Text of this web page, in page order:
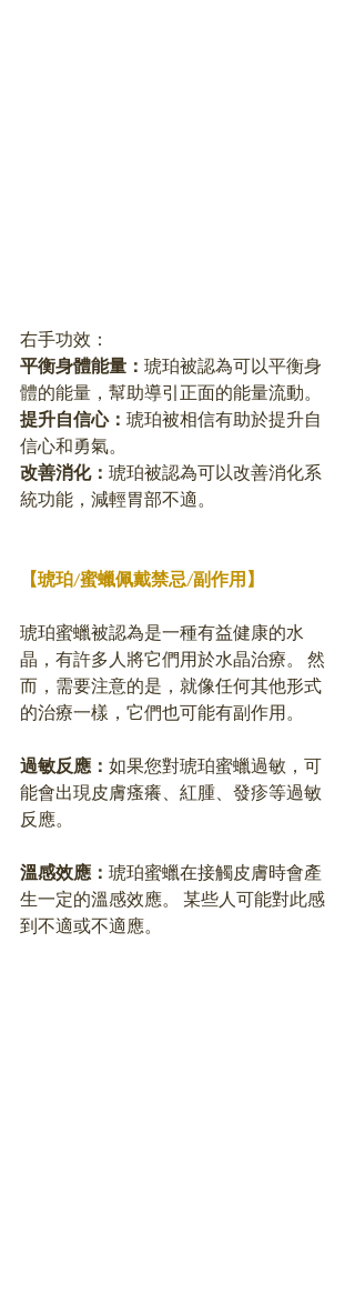
右手功效：
平衡身體能量： 琥珀被認為可以平衡身
體的能量，幫助導引正面的能量流動。
提升自信心： 琥珀被相信有助於提升自
信心和勇氣。
改善消化： 琥珀被認為可以改善消化系
統功能，減輕胃部不適。
【琥珀/蜜蠟佩戴禁忌/副作用】
琥珀蜜蠟被認為是一種有益健康的水
晶，有許多人將它們用於水晶治療。 然
而，需要注意的是，就像任何其他形式
的治療一樣，它們也可能有副作用。
過敏反應： 如果您對琥珀蜜蠟過敏，可
能會出現皮膚瘙癢、紅腫、發疹等過敏
反應。
溫感效應： 琥珀蜜蠟在接觸皮膚時會產
生一定的溫感效應。 某些人可能對此感
到不適或不適應。